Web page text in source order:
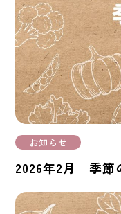
お知らせ
2026年2月 季節